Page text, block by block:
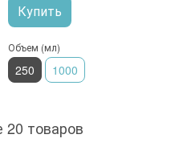
Купить
Объем (мл)
250 1000
20 товаров